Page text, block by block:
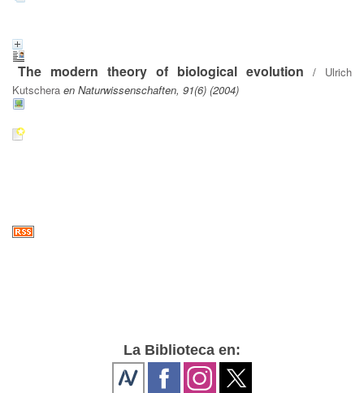
The modern theory of biological evolution / Ulrich
Kutschera en Naturwissenschaften, 91(6) (2004)
La Biblioteca en: